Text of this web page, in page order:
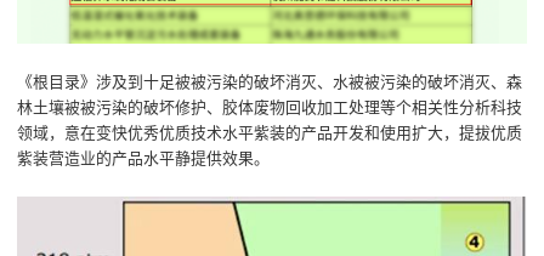
《根目录》涉及到十足被被污染的破坏消灭、水被被污染的破坏消灭、森
林土壤被被污染的破坏修护、胶体废物回收加工处理等个相关性分析科技
领域，意在变快优秀优质技术水平紫装的产品开发和使用扩大，提拔优质
紫装营造业的产品水平静提供效果。